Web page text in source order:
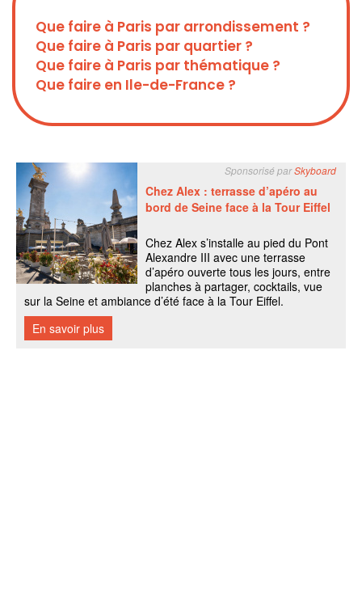
Que faire à Paris par arrondissement ?
Que faire à Paris par quartier ?
Que faire à Paris par thématique ?
Que faire en Ile-de-France ?